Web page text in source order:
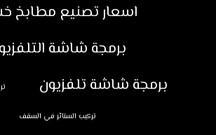
اسعار تصنيع مطابخ
برمجة شاشة
برمجة شاشة تلفزيون
تركيب الستائر في السقف